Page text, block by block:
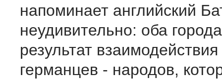
напоминает английский
неудивительно: оба
результат
германцев - народов,